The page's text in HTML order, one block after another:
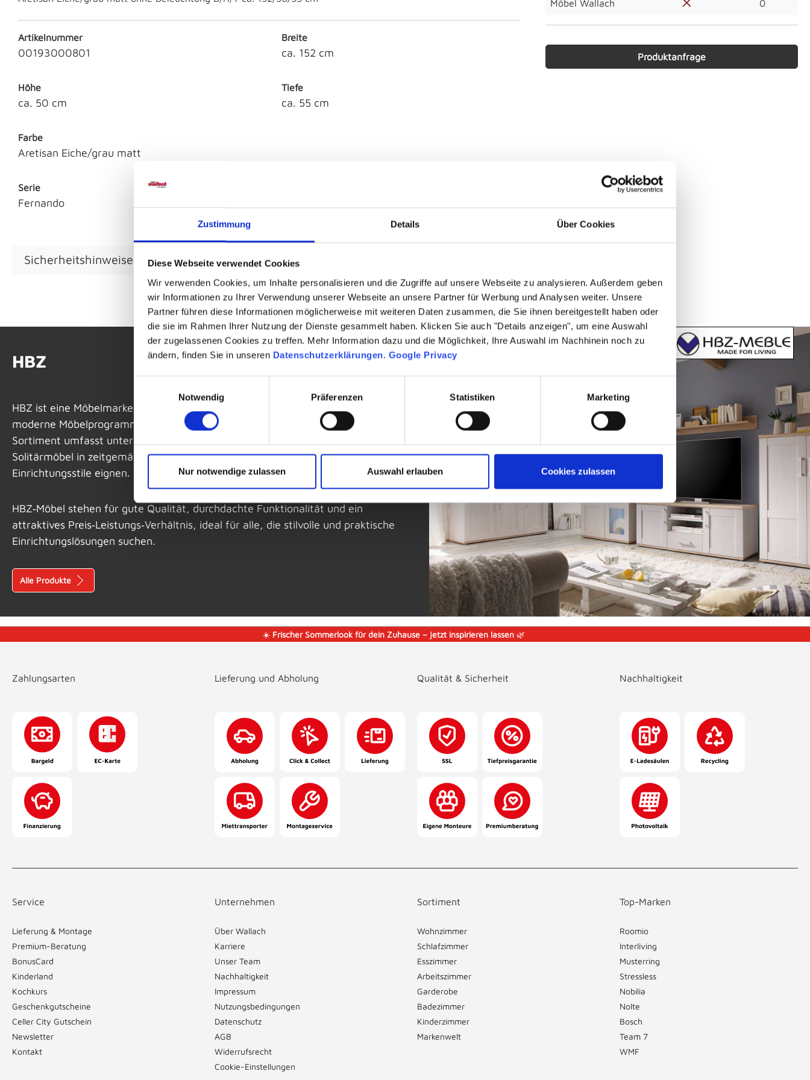
Zustimmung Details Über Cookies
Diese Webseite verwendet Cookies
Wir verwenden Cookies, um Inhalte personalisieren und die Zugriffe auf unsere Webseite zu analysieren. Außerdem geben
wir Informationen zu Ihrer Verwendung unserer Webseite an unsere Partner für Werbung und Analysen weiter. Unsere
Partner führen diese Informationen möglicherweise mit weiteren Daten zusammen, die Sie ihnen bereitgestellt haben oder
die sie im Rahmen Ihrer Nutzung der Dienste gesammelt haben. Klicken Sie auch "Details anzeigen", um eine Auswahl
der zugelassenen Cookies zu treffen. Mehr Information dazu und die Möglichkeit, Ihre Auswahl im Nachhinein noch zu
ändern, finden Sie in unseren Datenschutzerklärungen. Google Privacy
Notwendig
Präferenzen Statistiken Marketing
Nur notwendige zulassen Auswahl erlauben Cookies zulassen
Möbel Wallach 0
Produktanfrage
Artikelnummer
00193000801
Breite
ca. 152 cm
Höhe
ca. 50 cm
Tiefe
ca. 55 cm
Farbe
Aretisan Eiche/grau matt
Serie
Fernando
Sicherheitshinweise GPSR
HBZ
HBZ ist eine Möbelmarke der BEGA‑Gruppe, die sich auf funktionale und
moderne Möbelprogramme für das Wohn‑ und Esszimmer spezialisiert hat. Das
Sortiment umfasst unter anderem Wohnwände, Garderoben, Regale und
Solitärmöbel in zeitgemäßen Designs, die sich für unterschiedliche
Einrichtungsstile eignen.
HBZ‑Möbel stehen für gute Qualität, durchdachte Funktionalität und ein
attraktives Preis‑Leistungs‑Verhältnis, ideal für alle, die stilvolle und praktische
Einrichtungslösungen suchen.
Alle Produkte
☀️ Frischer Sommerlook für dein Zuhause – jetzt inspirieren lassen 🌿
Zahlungsarten Lieferung und Abholung Qualität & Sicherheit Nachhaltigkeit
Service
Lieferung & Montage
Premium-Beratung
BonusCard
Kinderland
Kochkurs
Geschenkgutscheine
Celler City Gutschein
Newsletter
Kontakt
Unternehmen
Über Wallach
Karriere
Unser Team
Nachhaltigkeit
Impressum
Nutzungsbedingungen
Datenschutz
AGB
Widerrufsrecht
Cookie-Einstellungen
Sortiment
Wohnzimmer
Schlafzimmer
Esszimmer
Arbeitszimmer
Garderobe
Badezimmer
Kinderzimmer
Markenwelt
Top-Marken
Roomio
Interliving
Musterring
Stressless
Nobilia
Nolte
Bosch
Team 7
WMF